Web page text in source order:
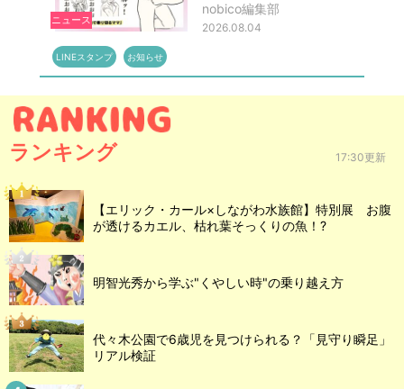
ニュース
nobico編集部
2026.08.04
LINEスタンプ お知らせ
ランキング 17:30更新
【エリック・カール×しながわ水族館】特別展 お腹
が透けるカエル、枯れ葉そっくりの魚！?
明智光秀から学ぶ"くやしい時"の乗り越え方
代々木公園で6歳児を見つけられる？「見守り瞬足」
リアル検証